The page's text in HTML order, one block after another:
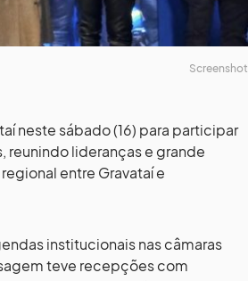
Screenshot
neste sábado (16) para participar
reunindo lideranças e grande
entre Gravataí e
institucionais nas câmaras
teve recepções com